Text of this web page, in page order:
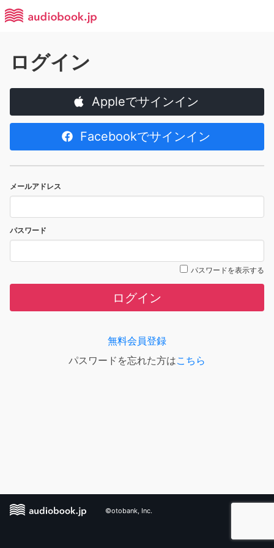
ログイン
Appleでサインイン
Facebookでサインイン
メールアドレス
パスワード
パスワードを表示する
ログイン
無料会員登録
パスワードを忘れた方はこちら
©otobank, Inc.